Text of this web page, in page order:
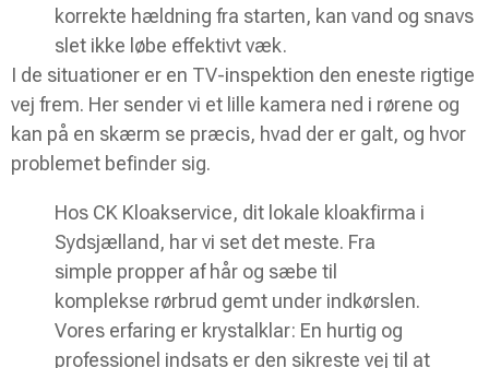
korrekte hældning fra starten, kan vand og snavs
slet ikke løbe effektivt væk.
I de situationer er en TV-inspektion den eneste rigtige
vej frem. Her sender vi et lille kamera ned i rørene og
kan på en skærm se præcis, hvad der er galt, og hvor
problemet befinder sig.
Hos CK Kloakservice, dit lokale kloakfirma i
Sydsjælland, har vi set det meste. Fra
simple propper af hår og sæbe til
komplekse rørbrud gemt under indkørslen.
Vores erfaring er krystalklar: En hurtig og
professionel indsats er den sikreste vej til at